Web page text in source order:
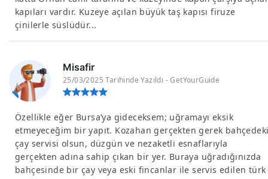
kapıları vardır. Kuzeye açılan büyük taş kapısı firuze
çinilerle süslüdür...
Misafir
25/03/2025 Tarihinde Yazıldı - GetYourGuide
Özellikle eğer Bursa’ya gideceksem; uğramayı eksik
etmeyeceğim bir yapıt. Kozahan gerçekten gerek
çay servisi olsun, düzgün ve nezaketli esnaflarıyla
gerçekten adına sahip çıkan bir yer. Buraya uğradığınızda
bahçesinde bir çay veya eski fincanlar ile servis edilen türk